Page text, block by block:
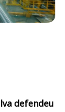
defendeu